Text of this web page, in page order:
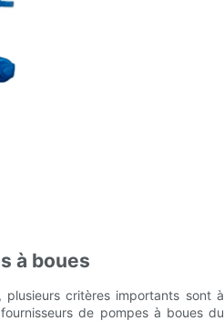
à boues
critères importants sont à
de pompes à boues du